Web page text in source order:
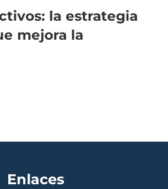
la estrategia
mejora la
Enlaces